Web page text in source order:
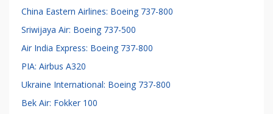
China Eastern Airlines: Boeing 737-800
Sriwijaya Air: Boeing 737-500
Air India Express: Boeing 737-800
PIA: Airbus A320
Ukraine International: Boeing 737-800
Bek Air: Fokker 100